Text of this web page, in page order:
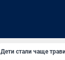
Дети стали чаще